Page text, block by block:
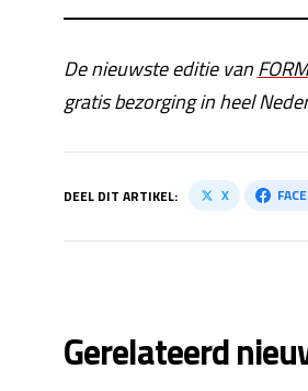
De nieuwste editie van
gratis bezorging in heel
DEEL DIT ARTIKEL: X
Gerelateerd